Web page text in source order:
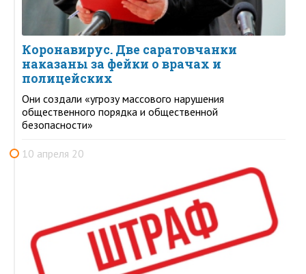
Коронавирус. Две саратовчанки
наказаны за фейки о врачах и
полицейских
Они создали «угрозу массового нарушения
общественного порядка и общественной
безопасности»
10 апреля 20